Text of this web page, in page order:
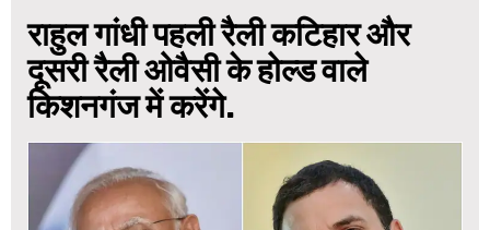
राहुल गांधी पहली रैली कटिहार और
दूसरी रैली ओवैसी के होल्ड वाले
किशनगंज में करेंगे.